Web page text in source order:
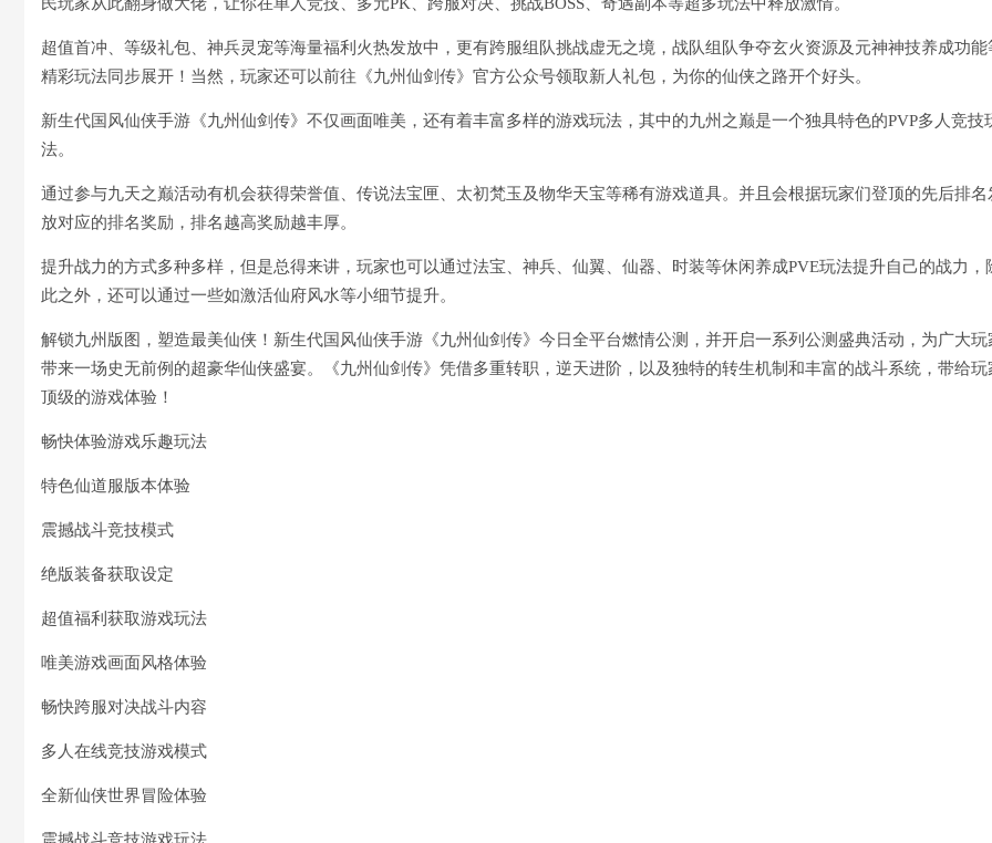
超值首冲、等级礼包、神兵灵宠等海量福利火热发放中，更有跨服组队挑战虚无之境，战队组队争夺玄火资源及元神神技养成功能
精彩玩法同步展开！当然，玩家还可以前往《九州仙剑传》官方公众号领取新人礼包，为你的仙侠之路开个好头。
新生代国风仙侠手游《九州仙剑传》不仅画面唯美，还有着丰富多样的游戏玩法，其中的九州之巅是一个独具特色的PVP多人竞技
法。
通过参与九天之巅活动有机会获得荣誉值、传说法宝匣、太初梵玉及物华天宝等稀有游戏道具。并且会根据玩家们登顶的先后排名
放对应的排名奖励，排名越高奖励越丰厚。
提升战力的方式多种多样，但是总得来讲，玩家也可以通过法宝、神兵、仙翼、仙器、时装等休闲养成PVE玩法提升自己的战力，
此之外，还可以通过一些如激活仙府风水等小细节提升。
解锁九州版图，塑造最美仙侠！新生代国风仙侠手游《九州仙剑传》今日全平台燃情公测，并开启一系列公测盛典活动，为广大玩
带来一场史无前例的超豪华仙侠盛宴。《九州仙剑传》凭借多重转职，逆天进阶，以及独特的转生机制和丰富的战斗系统，带给玩
顶级的游戏体验！
畅快体验游戏乐趣玩法
特色仙道服版本体验
震撼战斗竞技模式
绝版装备获取设定
超值福利获取游戏玩法
唯美游戏画面风格体验
畅快跨服对决战斗内容
多人在线竞技游戏模式
全新仙侠世界冒险体验